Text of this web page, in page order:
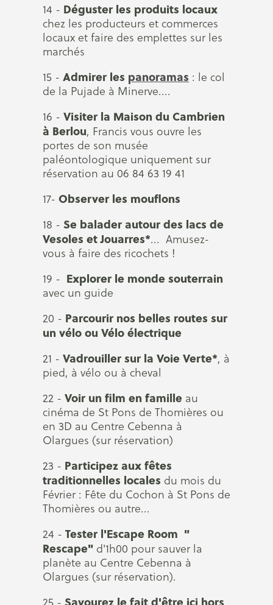
14 - Déguster les produits locaux
chez les producteurs et commerces
locaux et faire des emplettes sur les
marchés
15 - Admirer les panoramas : le col
de la Pujade à Minerve....
16 - Visiter la Maison du Cambrien
à Berlou, Francis vous ouvre les
portes de son musée
paléontologique uniquement sur
réservation au 06 84 63 19 41
17- Observer les mouflons
18 - Se balader autour des lacs de
Vesoles et Jouarres*... Amusez-
vous à faire des ricochets !
19 - Explorer le monde souterrain
avec un guide
20 - Parcourir nos belles routes sur
un vélo ou Vélo électrique
21 - Vadrouiller sur la Voie Verte*, à
pied, à vélo ou à cheval
22 - Voir un film en famille au
cinéma de St Pons de Thomières ou
en 3D au Centre Cebenna à
Olargues (sur réservation)
23 - Participez aux fêtes
traditionnelles locales du mois du
Février : Fête du Cochon à St Pons de
Thomières ou autre...
24 - Tester l'Escape Room "
Rescape" d'1h00 pour sauver la
planète au Centre Cebenna à
Olargues (sur réservation).
Savourez le fait d'être ici hors